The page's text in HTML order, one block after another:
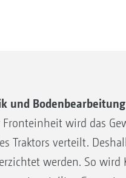
und Bodenbearbeitung
wird das
Traktors verteilt.
werden. So wird